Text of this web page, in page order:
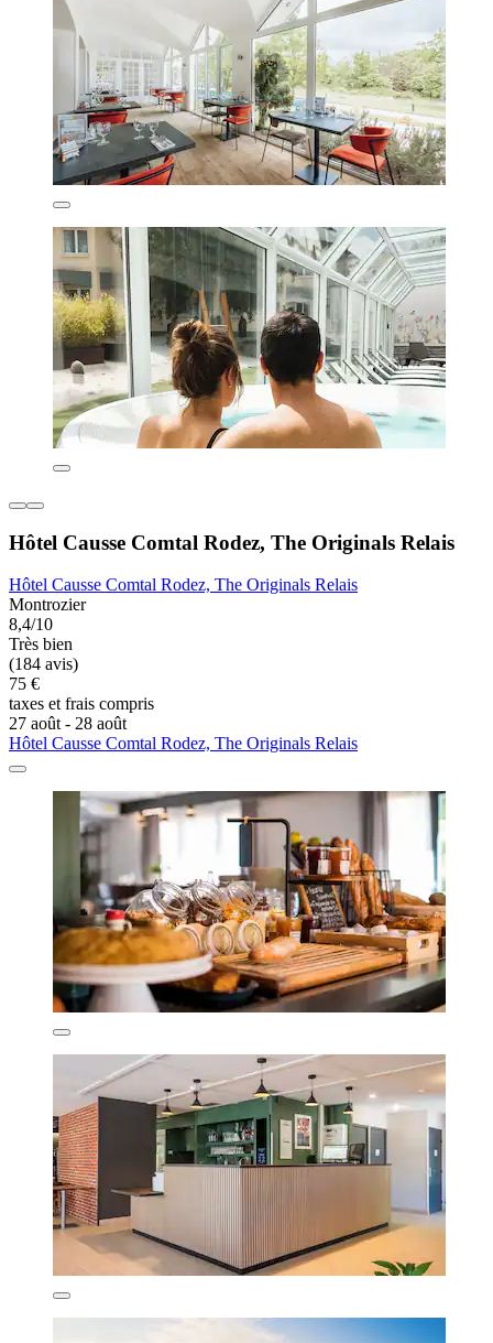
Hôtel Causse Comtal Rodez, The Originals Relais
Hôtel Causse Comtal Rodez, The Originals Relais
Montrozier
8,4/10
Très bien
(184 avis)
75 €
taxes et frais compris
27 août - 28 août
Hôtel Causse Comtal Rodez, The Originals Relais